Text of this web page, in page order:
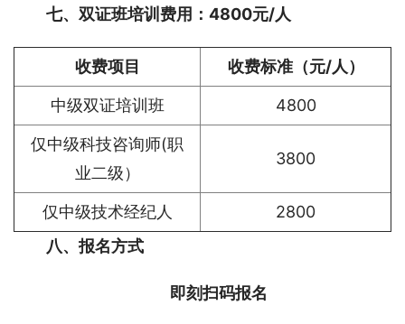
七、双证班培训费用：4800元/人
收费项目 收费标准（元/人）
中级双证培训班 4800
仅中级科技咨询师(职
业二级）
3800
仅中级技术经纪人
2800
八、报名方式
即刻扫码报名